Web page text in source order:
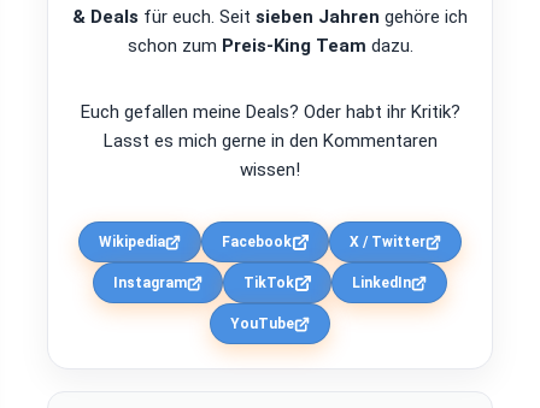
& Deals für euch. Seit sieben Jahren gehöre ich
schon zum Preis-King Team dazu.
Euch gefallen meine Deals? Oder habt ihr Kritik?
Lasst es mich gerne in den Kommentaren
wissen!
Wikipedia Facebook X / Twitter
Instagram TikTok LinkedIn
YouTube